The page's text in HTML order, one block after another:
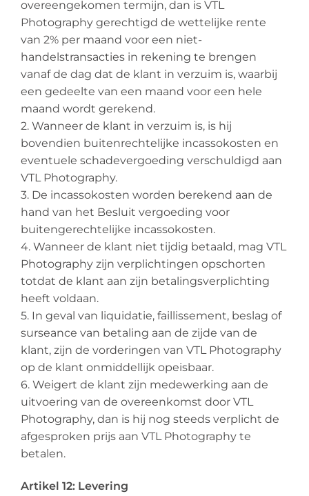
overeengekomen termijn, dan is VTL
Photography gerechtigd de wettelijke rente
van 2% per maand voor een niet-
handelstransacties in rekening te brengen
vanaf de dag dat de klant in verzuim is, waarbij
een gedeelte van een maand voor een hele
maand wordt gerekend.
2. Wanneer de klant in verzuim is, is hij
bovendien buitenrechtelijke incassokosten en
eventuele schadevergoeding verschuldigd aan
VTL Photography.
3. De incassokosten worden berekend aan de
hand van het Besluit vergoeding voor
buitengerechtelijke incassokosten.
4. Wanneer de klant niet tijdig betaald, mag VTL
Photography zijn verplichtingen opschorten
totdat de klant aan zijn betalingsverplichting
heeft voldaan.
5. In geval van liquidatie, faillissement, beslag of
surseance van betaling aan de zijde van de
klant, zijn de vorderingen van VTL Photography
op de klant onmiddellijk opeisbaar.
6. Weigert de klant zijn medewerking aan de
uitvoering van de overeenkomst door VTL
Photography, dan is hij nog steeds verplicht de
afgesproken prijs aan VTL Photography te
betalen.
Artikel 12: Levering